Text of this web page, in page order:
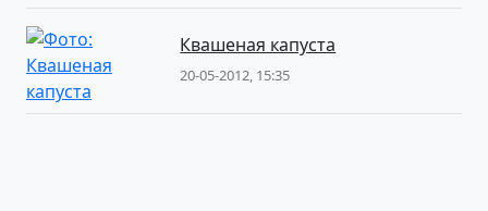
Квашеная капуста
20-05-2012, 15:35